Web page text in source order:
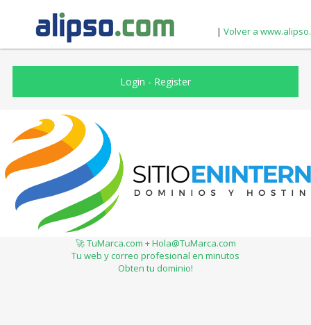
| Volver a
Login - Register
🚀 TuMarca.com + Hola@TuMarca.com
Tu web y correo profesional en minutos
Obten tu dominio!